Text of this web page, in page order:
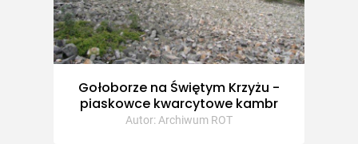
Gołoborze na Świętym Krzyżu -
piaskowce kwarcytowe kambr
Autor: Archiwum ROT